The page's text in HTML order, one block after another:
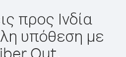
προς Ινδία
υπόθεση με
Out.